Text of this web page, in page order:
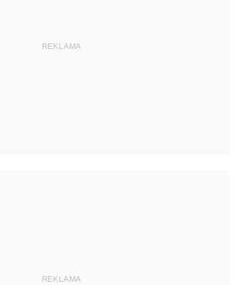
REKLAMA
REKLAMA